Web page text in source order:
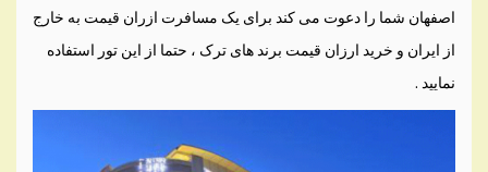
اصفهان شما را دعوت می کند برای یک مسافرت ازران قیمت به خارج
از ایران و خرید ارزان قیمت برند های ترک ، حتما از این تور استفاده
نمایید .